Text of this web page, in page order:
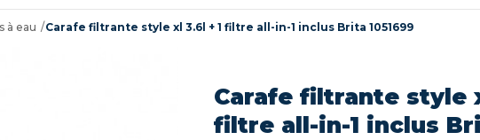
à eau Carafe filtrante style xl 3.6l + 1 filtre all-in-1 inclus Brita 1051699
Carafe filtrante style
filtre all-in-1 inclus